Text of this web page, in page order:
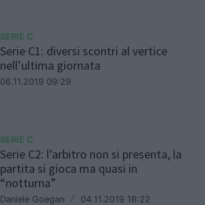
SERIE C
Serie C1: diversi scontri al vertice
nell’ultima giornata
06.11.2019 09:29
SERIE C
Serie C2: l’arbitro non si presenta, la
partita si gioca ma quasi in
“notturna”
Daniele Goegan / 04.11.2019 16:22